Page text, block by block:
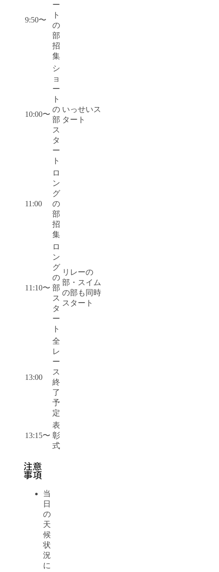
9:50〜
ー
ト
の
部
招
集
10:00〜
シ
ョ
ー
ト
の
部
ス
タ
ー
ト
いっせいス
タート
11:00
ロ
ン
グ
の
部
招
集
11:10〜
ロ
ン
グ
の
部
ス
タ
ー
ト
リレーの
部・スイム
の部も同時
スタート
13:00
全
レ
ー
ス
終
了
予
定
13:15〜
表
彰
式
注意
事項
当
日
の
天
候
状
況
に